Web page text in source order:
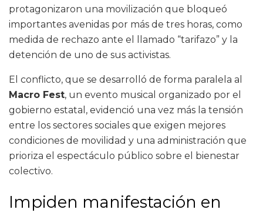
protagonizaron una movilización que bloqueó
importantes avenidas por más de tres horas, como
medida de rechazo ante el llamado “tarifazo” y la
detención de uno de sus activistas.
El conflicto, que se desarrolló de forma paralela al
Macro Fest, un evento musical organizado por el
gobierno estatal, evidenció una vez más la tensión
entre los sectores sociales que exigen mejores
condiciones de movilidad y una administración que
prioriza el espectáculo público sobre el bienestar
colectivo.
Impiden manifestación en